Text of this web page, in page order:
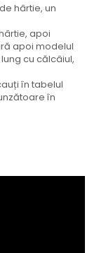
hârtie, un
apoi
apoi modelul
cu călcâiul,
în tabelul
în